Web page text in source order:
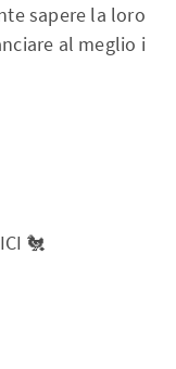
sapere la loro
al meglio i
🐔